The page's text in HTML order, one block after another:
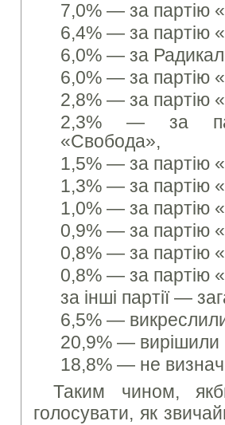
7,0% — за партію
6,4% — за партію
6,0% — за
6,0% — за партію
2,8% — за партію
2,3% — за
«Свобода»,
1,5% — за партію
1,3% — за партію
1,0% — за партію
0,9% — за партію
0,8% — за партію
0,8% — за партію
за інші партії —
6,5% —
20,9% — вирішили
18,8% — не
Таким чином,
голосувати, як